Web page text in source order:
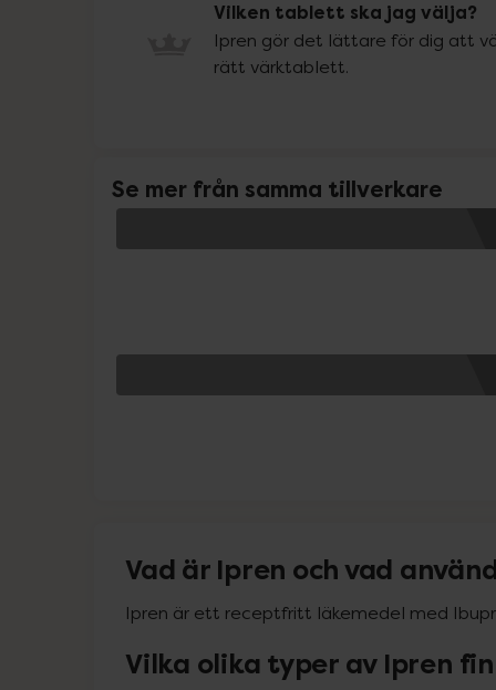
Vilken tablett ska jag välja?
Ipren gör det lättare för dig att
rätt värktablett.
Se mer från samma tillverkare
Vad är Ipren och vad
Ipren är ett receptfritt läkemedel med
Vilka olika typer av Ipren